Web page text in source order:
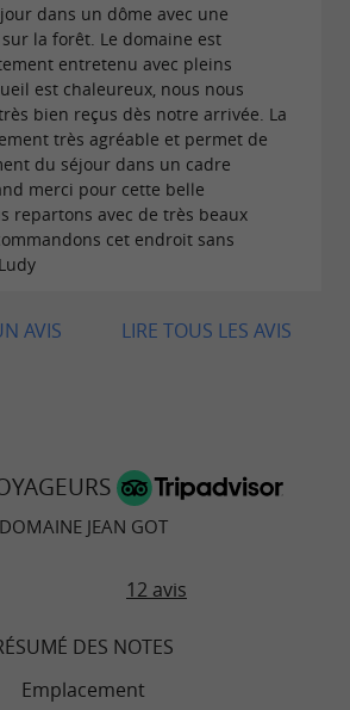
dans un dôme avec une
la forêt. Le domaine est
entretenu avec pleins
est chaleureux, nous nous
bien reçus dès notre arrivée. La
très agréable et permet de
du séjour dans un cadre
merci pour cette belle
repartons avec de très beaux
cet endroit sans
LIRE TOUS LES AVIS
AVIS
DOMAINE JEAN GOT
12 avis
DES NOTES
Emplacement